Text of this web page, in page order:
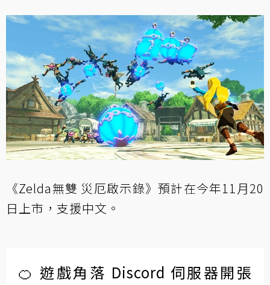
《Zelda無雙 災厄啟示錄》預計在今年11月20
日上市，支援中文。
🍊 遊戲角落 Discord 伺服器開張